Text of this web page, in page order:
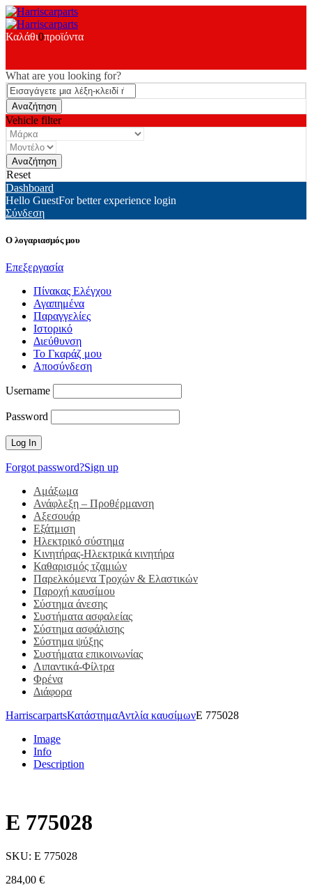
Καλάθι0προϊόντα
What are you looking for?
Vehicle filter
Reset
Dashboard
Hello GuestFor better experience login
Σύνδεση
Ο λογαριασμός μου
Επεξεργασία
Πίνακας Ελέγχου
Αγαπημένα
Παραγγελίες
Ιστορικό
Διεύθυνση
Το Γκαράζ μου
Αποσύνδεση
Username
Password
Forgot password?Sign up
Αμάξωμα
Ανάφλεξη – Προθέρμανση
Αξεσουάρ
Εξάτμιση
Ηλεκτρικό σύστημα
Κινητήρας-Ηλεκτρικά κινητήρα
Καθαρισμός τζαμιών
Παρελκόμενα Τροχών & Ελαστικών
Παροχή καυσίμου
Σύστημα άνεσης
Συστήματα ασφαλείας
Σύστημα ασφάλισης
Σύστημα ψύξης
Συστήματα επικοινωνίας
Λιπαντικά-Φίλτρα
Φρένα
Διάφορα
HarriscarpartsΚατάστημαΑντλία καυσίμωνE 775028
Image
Info
Description
E 775028
SKU: E 775028
284,00 €